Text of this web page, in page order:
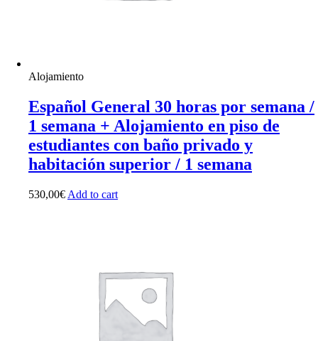
Alojamiento
Español General 30 horas por semana /
1 semana + Alojamiento en piso de
estudiantes con baño privado y
habitación superior / 1 semana
530,00€ Add to cart